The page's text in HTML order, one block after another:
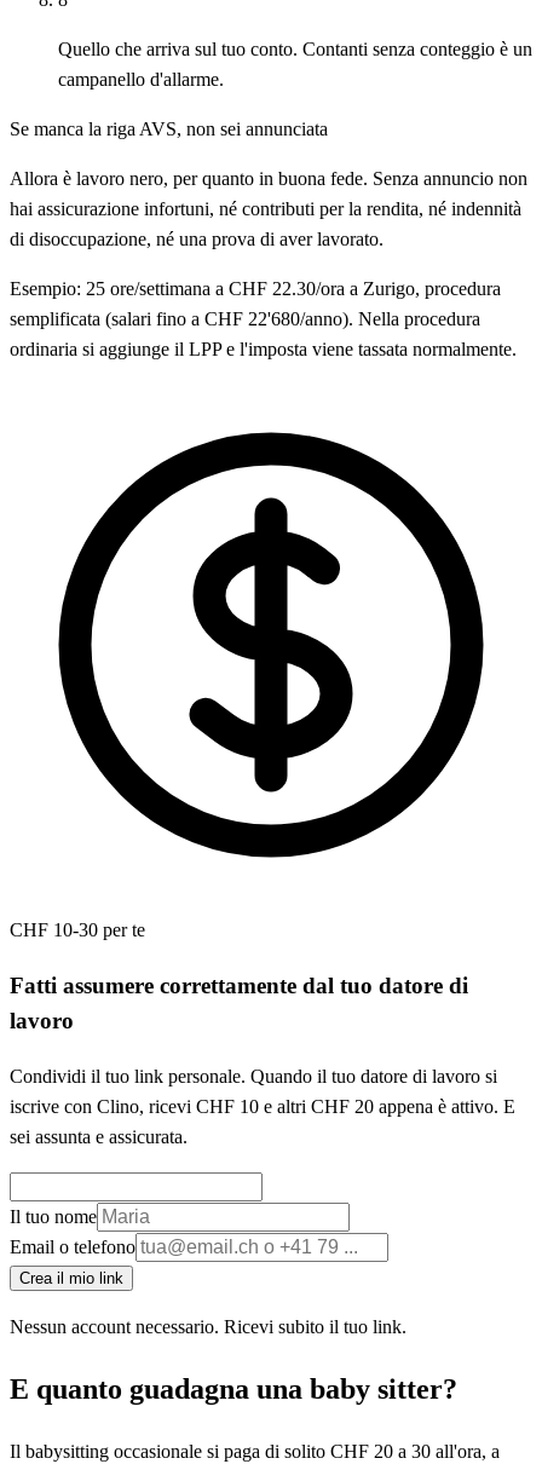
Quello che arriva sul tuo conto. Contanti senza conteggio è un
campanello d'allarme.
Se manca la riga AVS, non sei annunciata
Allora è lavoro nero, per quanto in buona fede. Senza annuncio non
hai assicurazione infortuni, né contributi per la rendita, né indennità
di disoccupazione, né una prova di aver lavorato.
Esempio: 25 ore/settimana a CHF 22.30/ora a Zurigo, procedura
semplificata (salari fino a CHF 22'680/anno). Nella procedura
ordinaria si aggiunge il LPP e l'imposta viene tassata normalmente.
CHF 10-30 per te
Fatti assumere correttamente dal tuo datore di
lavoro
Condividi il tuo link personale. Quando il tuo datore di lavoro si
iscrive con Clino, ricevi CHF 10 e altri CHF 20 appena è attivo. E
sei assunta e assicurata.
Il tuo nome
Email o telefono
Crea il mio link
Nessun account necessario. Ricevi subito il tuo link.
E quanto guadagna una baby sitter?
Il babysitting occasionale si paga di solito CHF 20 a 30 all'ora, a